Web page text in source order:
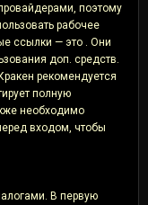
поэтому
рабочее
ссылки — это . Они
доп. средств.
рекомендуется
полную
необходимо
входом, чтобы
В первую